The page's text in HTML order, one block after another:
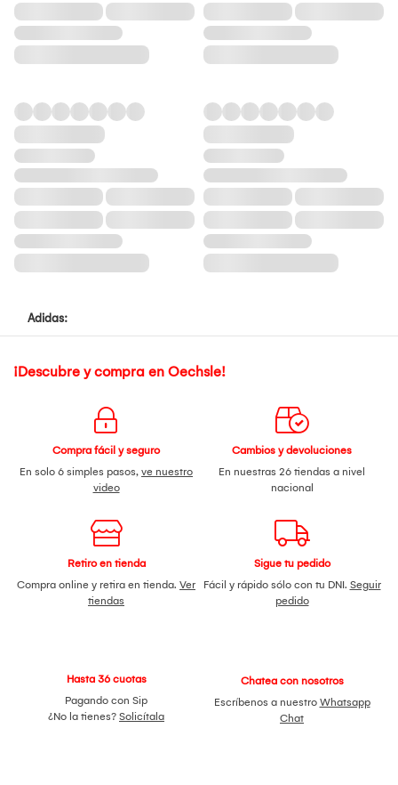
Adidas:
¡Descubre y compra en Oechsle!
Compra fácil y seguro
En solo 6 simples pasos, ve nuestro
video
Cambios y devoluciones
En nuestras 26 tiendas a nivel
nacional
Retiro en tienda
Compra online y retira en tienda. Ver
tiendas
Sigue tu pedido
Fácil y rápido sólo con tu DNI. Seguir
pedido
Hasta 36 cuotas
Pagando con Sip
¿No la tienes? Solicítala
Chatea con nosotros
Escríbenos a nuestro Whatsapp
Chat